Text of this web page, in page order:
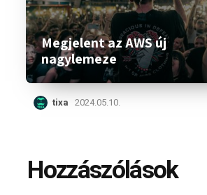
Megjelent az AWS új
nagylemeze
tixa 2024.05.10.
Hozzászólások